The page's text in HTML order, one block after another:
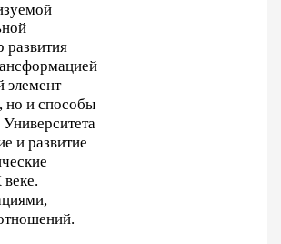
развития
элемент
но и способы
и развитие